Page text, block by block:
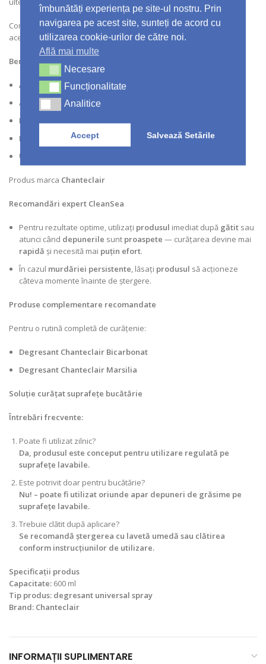
îmbunătăți experiența pe site-ul nostru. Prin
navigarea pe acest site, sunteți de acord cu
utilizarea cookie-urilor de către noi.
Află mai multe
NecesareNecesare
Funcționalitate
Funcționalitate
AnaliticeAnalitice
Accept Salvează Setările
Combinația dintre eficiențadegresăriișiparfumul citricface din
acest produs o alegere echilibrată pentru utilizarea frecventă.
Beneficii detaliate:
Acțiune eficientăasupradepunerilor de grăsime
Aplicare precisă datorită pulverizatorului
Potrivit pentru
Parfum proaspătdelămâie
Utilizare versatilă
Produs marca Chanteclair
Recomandări expert CleanSea
Pentru rezultate optime, utilizați produsul imediat după gătit sau
atunci când depunerile sunt proaspete — curățarea devine mai
rapidă și necesită mai puțin efort.
În cazul murdăriei persistente, lăsați produsul să acționeze
câteva momente înainte de ștergere.
Produse complementare recomandate
Pentru o rutină completă de curățenie:
Degresant Chanteclair Bicarbonat
Degresant Chanteclair Marsilia
Soluție curățat suprafețe bucătărie
Întrebări frecvente:
Poate fi utilizat zilnic?
Da, produsul este conceput pentru utilizare regulată pe
suprafețe lavabile.
Este potrivit doar pentru bucătărie?
Nu! – poate fi utilizat oriunde apar depuneri de grăsime pe
suprafețe lavabile.
Trebuie clătit după aplicare?
Se recomandă ștergerea cu lavetă umedă sau clătirea
conform instrucțiunilor de utilizare.
Specificații produs
Capacitate: 600 ml
Tip produs: degresant universal spray
Brand: Chanteclair
INFORMAȚII SUPLIMENTARE